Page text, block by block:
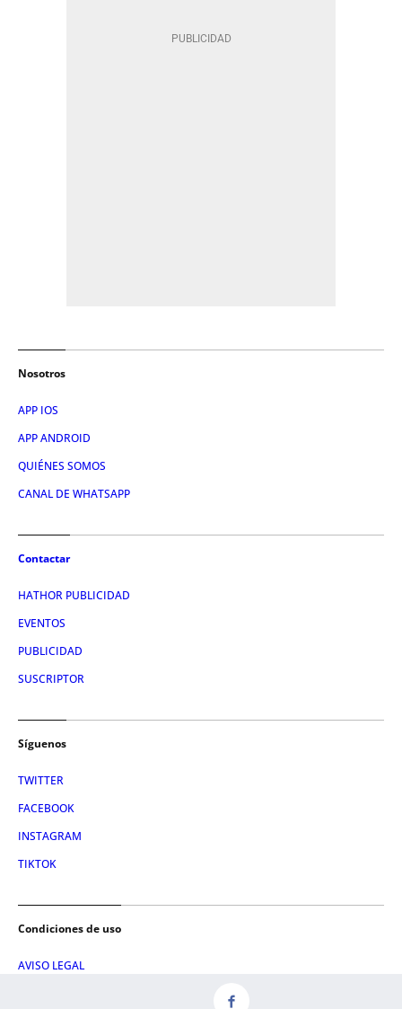
Nosotros
APP IOS
APP ANDROID
QUIÉNES SOMOS
CANAL DE WHATSAPP
Contactar
HATHOR PUBLICIDAD
EVENTOS
PUBLICIDAD
SUSCRIPTOR
Síguenos
TWITTER
FACEBOOK
INSTAGRAM
TIKTOK
Condiciones de uso
AVISO LEGAL